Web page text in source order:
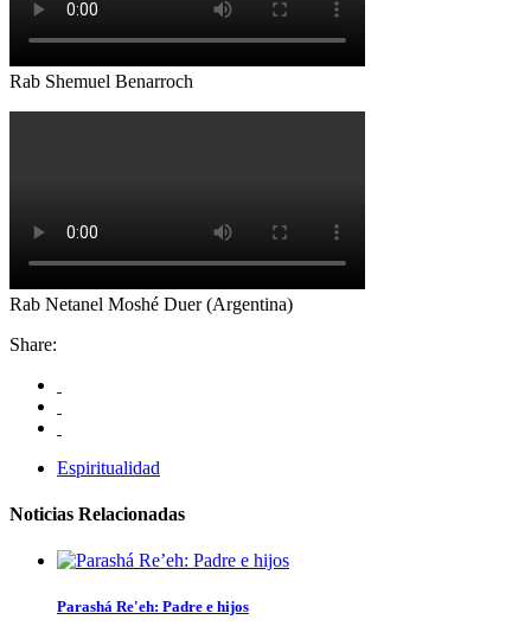
Rab Shemuel Benarroch
Rab Netanel Moshé Duer (Argentina)
Share:
Espiritualidad
Noticias Relacionadas
Parashá Re'eh: Padre e hijos